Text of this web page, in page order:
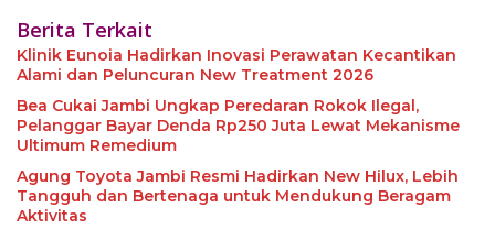
Berita Terkait
Klinik Eunoia Hadirkan Inovasi Perawatan Kecantikan
Alami dan Peluncuran New Treatment 2026
Bea Cukai Jambi Ungkap Peredaran Rokok Ilegal,
Pelanggar Bayar Denda Rp250 Juta Lewat Mekanisme
Ultimum Remedium
Agung Toyota Jambi Resmi Hadirkan New Hilux, Lebih
Tangguh dan Bertenaga untuk Mendukung Beragam
Aktivitas